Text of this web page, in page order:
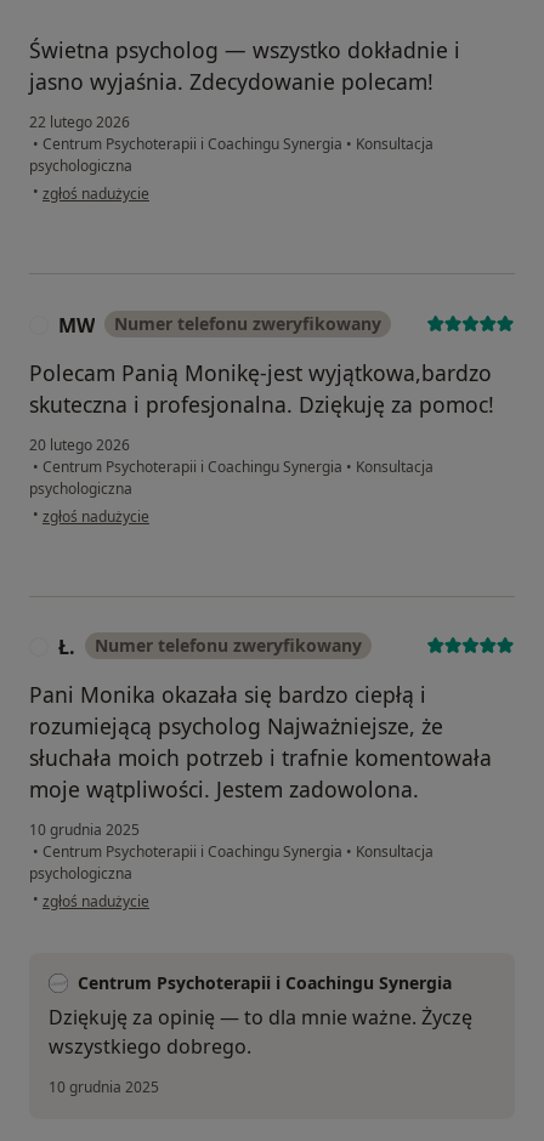
Świetna psycholog — wszystko dokładnie i
jasno wyjaśnia. Zdecydowanie polecam!
22 lutego 2026
• Centrum Psychoterapii i Coachingu Synergia • Konsultacja
psychologiczna
• w opinii użytkownika Fas
zgłoś nadużycie
MW Numer telefonu zweryfikowany
Polecam Panią Monikę-jest wyjątkowa,bardzo
skuteczna i profesjonalna. Dziękuję za pomoc!
20 lutego 2026
• Centrum Psychoterapii i Coachingu Synergia • Konsultacja
psychologiczna
• w opinii użytkownika MW
zgłoś nadużycie
Ł. Numer telefonu zweryfikowany
Pani Monika okazała się bardzo ciepłą i
rozumiejącą psycholog Najważniejsze, że
słuchała moich potrzeb i trafnie komentowała
moje wątpliwości. Jestem zadowolona.
10 grudnia 2025
• Centrum Psychoterapii i Coachingu Synergia • Konsultacja
psychologiczna
• w opinii użytkownika Ł.
zgłoś nadużycie
Centrum Psychoterapii i Coachingu Synergia
Dziękuję za opinię — to dla mnie ważne. Życzę
wszystkiego dobrego.
10 grudnia 2025